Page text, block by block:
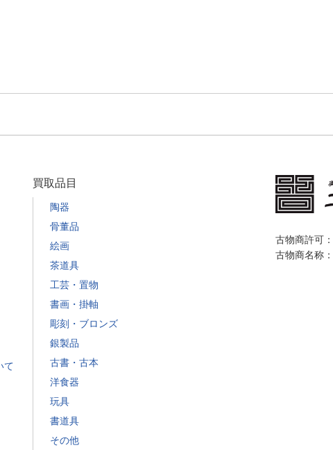
買取品目
陶器
骨董品
絵画
茶道具
工芸・置物
書画・掛軸
彫刻・ブロンズ
銀製品
古書・古本
洋食器
玩具
書道具
その他
て
古物商許可
古物商名称